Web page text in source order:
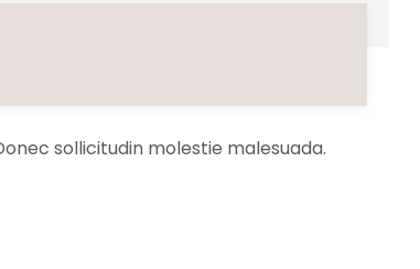
sollicitudin molestie malesuada.